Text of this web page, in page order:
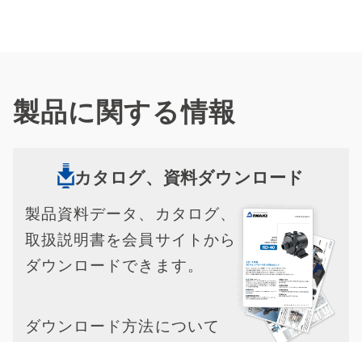
製品に関する情報
カタログ、資料ダウンロード
製品資料データ、カタログ、
取扱説明書を会員サイトから
ダウンロードできます。
ダウンロード方法について